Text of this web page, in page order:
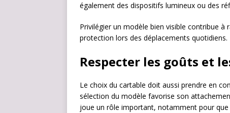
également des dispositifs lumineux ou des
Privilégier un modèle bien visible contribue
protection lors des déplacements quotidiens.
Respecter les goûts et
Le choix du cartable doit aussi prendre en
sélection du modèle favorise son
joue un rôle important, notamment pour